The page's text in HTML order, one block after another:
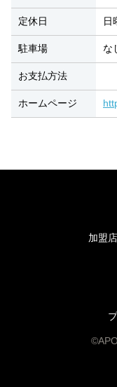
定休日 日
駐車場 な
お支払方法
ホームページ
加盟